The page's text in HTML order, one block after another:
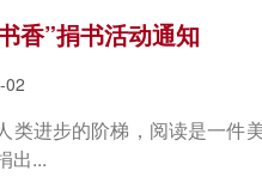
香”捐书活动通知
02
类进步的阶梯，阅读是一件
出...